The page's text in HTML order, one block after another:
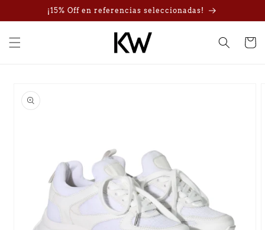
directamente
al contenido
¡15% Off en referencias seleccionadas!
Carrito
a la
información